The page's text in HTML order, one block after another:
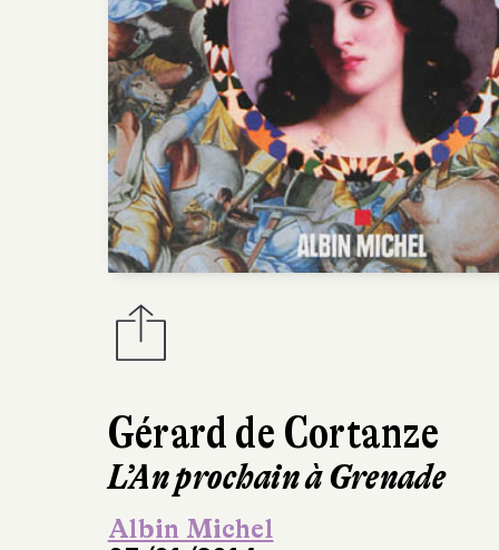
Gérard de Cortanze
L’An prochain à Grenade
Albin Michel